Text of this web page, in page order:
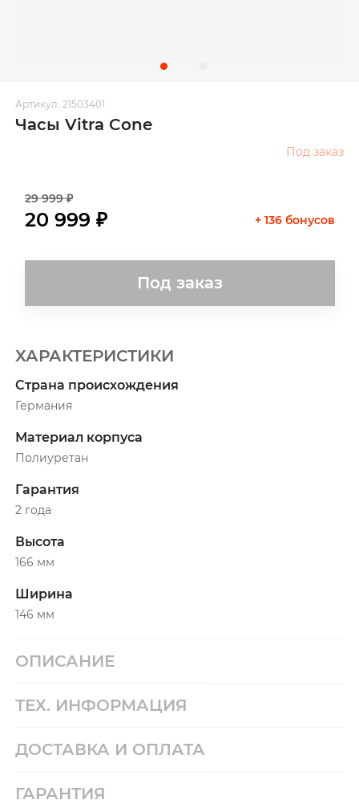
Артикул: 21503401
Часы Vitra Cone
Под заказ
29 999 ₽
20 999 ₽ + 136 бонусов
Под заказ
ХАРАКТЕРИСТИКИ
Страна происхождения
Германия
Материал корпуса
Полиуретан
Гарантия
2 года
Высота
166 мм
Ширина
146 мм
ОПИСАНИЕ
ТЕХ. ИНФОРМАЦИЯ
ДОСТАВКА И ОПЛАТА
ГАРАНТИЯ